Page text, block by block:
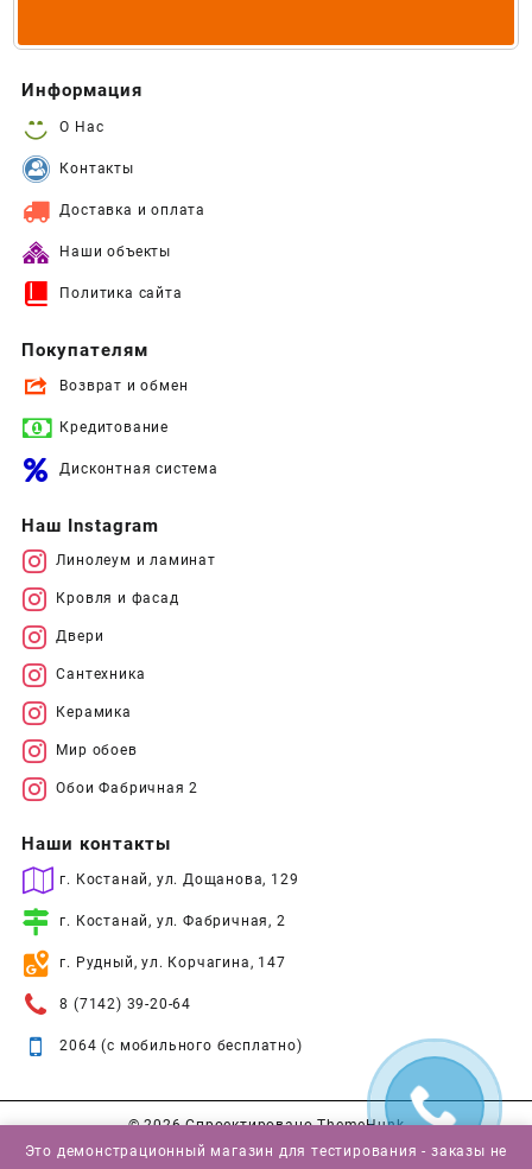
Информация
О Нас
Контакты
Доставка и оплата
Наши объекты
Политика сайта
Покупателям
Возврат и обмен
Кредитование
Дисконтная система
Наш Instagram
Линолеум и ламинат
Кровля и фасад
Двери
Сантехника
Керамика
Мир обоев
Обои Фабричная 2
Наши контакты
г. Костанай, ул. Дощанова, 129
г. Костанай, ул. Фабричная, 2
г. Рудный, ул. Корчагина, 147
8 (7142) 39-20-64
2064 (с мобильного бесплатно)
© 2026Спроектировано ThemeHunk
Это демонстрационный магазин для тестирования - заказы не